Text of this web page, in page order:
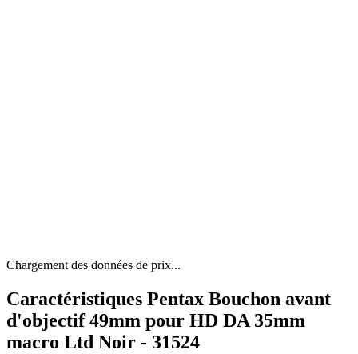
Chargement des données de prix...
Caractéristiques Pentax Bouchon avant
d'objectif 49mm pour HD DA 35mm
macro Ltd Noir - 31524